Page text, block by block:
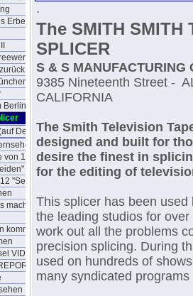
Erbe
Berlin
Deutsch)
von 1936
"Senior"
macht
kommt
VIDEO
.
The SMITH SMITH
SPLICER
S & S MANUFACTURING
9385 Nineteenth Street -
CALIFORNIA
The Smith Television
designed and built for
desire the finest in
for the editing of
This splicer has been used
the leading studios for over
work out all the problems
precision splicing. During
used on hundreds of
many syndicated